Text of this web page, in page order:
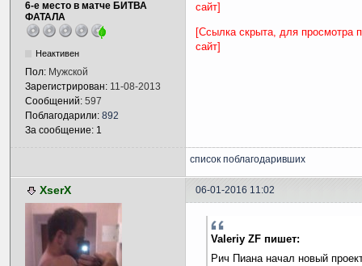
6-е место в матче БИТВА
ФАТАЛА
Неактивен
Пол: Мужской
Зарегистрирован: 11-08-2013
Сообщений: 597
Поблагодарили: 892
За сообщение: 1
сайт]
[Ссылка скрыта, для просмотра
сайт]
список поблагодаривших
XserX 06-01-2016 11:02
Valeriy ZF пишет:
Рич Пиана начал новый